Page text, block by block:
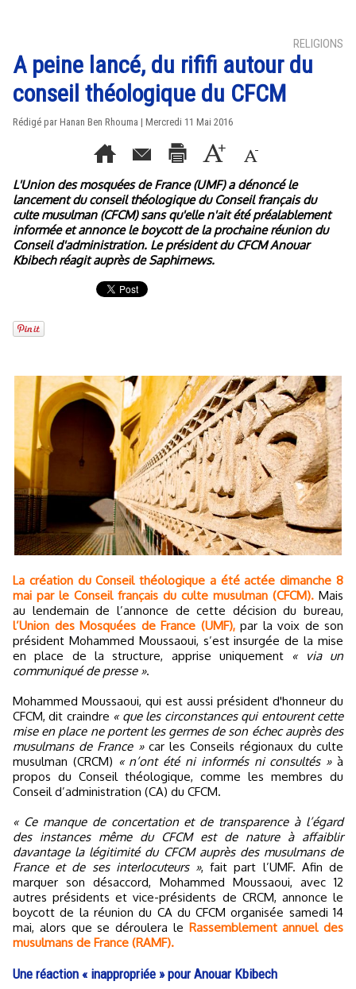
RELIGIONS
A peine lancé, du rififi autour du
conseil théologique du CFCM
Rédigé par Hanan Ben Rhouma | Mercredi 11 Mai 2016
L'Union des mosquées de France (UMF) a dénoncé le
lancement du conseil théologique du Conseil français du
culte musulman (CFCM) sans qu'elle n'ait été préalablement
informée et annonce le boycott de la prochaine réunion du
Conseil d'administration. Le président du CFCM Anouar
Kbibech réagit auprès de Saphirnews.
La création du Conseil théologique a été actée dimanche 8
mai par le Conseil français du culte musulman (CFCM). Mais
au lendemain de l’annonce de cette décision du bureau,
l’Union des Mosquées de France (UMF),par la voix de son
président Mohammed Moussaoui, s’est insurgée de la mise
en place de la structure, apprise uniquement « via un
communiqué de presse ».
Mohammed Moussaoui, qui est aussi président d'honneur du
CFCM, dit craindre « que les circonstances qui entourent cette
mise en place ne portent les germes de son échec auprès des
musulmans de France »car les Conseils régionaux du culte
musulman (CRCM) « n’ont été ni informés ni consultés »à
propos du Conseil théologique, comme les membres du
Conseil d’administration (CA) du CFCM.
« Ce manque de concertation et de transparence à l’égard
des instances même du CFCM est de nature à affaiblir
davantage la légitimité du CFCM auprès des musulmans de
France et de ses interlocuteurs », fait part l’UMF. Afin de
marquer son désaccord, Mohammed Moussaoui, avec 12
autres présidents et vice-présidents de CRCM, annonce le
boycott de la réunion du CA du CFCM organisée samedi 14
mai, alors que se déroulera le Rassemblement annuel des
musulmans de France (RAMF).
Une réaction « inappropriée » pour Anouar Kbibech